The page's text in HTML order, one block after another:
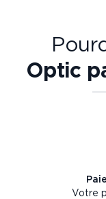
Optic
Votre